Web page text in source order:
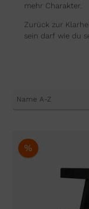
mehr Charakter.
Zurück zur
sein darf wie du
%